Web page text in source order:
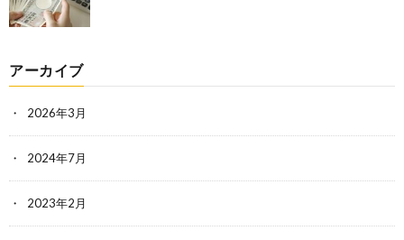
アーカイブ
2026年3月
2024年7月
2023年2月